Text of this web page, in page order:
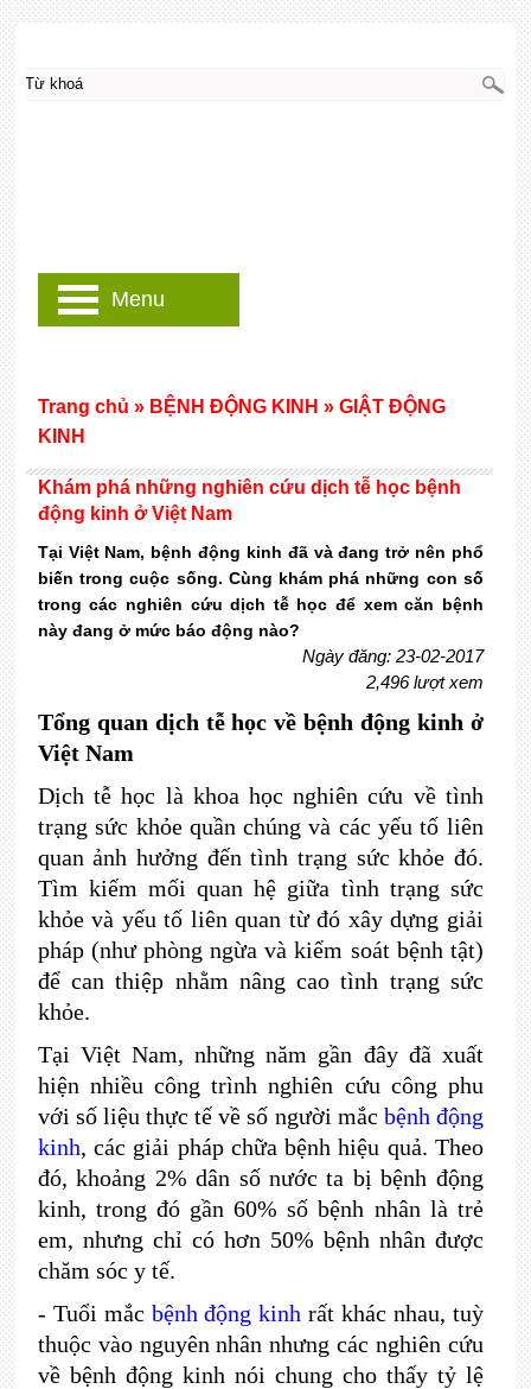
Khám phá những nghiên cứu dịch tễ học bệnh
động kinh ở Việt Nam
Tại Việt Nam, bệnh động kinh đã và đang trở nên phổ
biến trong cuộc sống. Cùng khám phá những con số
trong các nghiên cứu dịch tễ học để xem căn bệnh
này đang ở mức báo động nào?
Ngày đăng: 23-02-2017
2,496 lượt xem
Tổng quan dịch tễ học về bệnh động kinh ở
Việt Nam
Dịch tễ học là khoa học nghiên cứu về tình
trạng sức khỏe quần chúng và các yếu tố liên
quan ảnh hưởng đến tình trạng sức khỏe đó.
Tìm kiếm mối quan hệ giữa tình trạng sức
khỏe và yếu tố liên quan từ đó xây dựng giải
pháp (như phòng ngừa và kiểm soát bệnh tật)
để can thiệp nhằm nâng cao tình trạng sức
khỏe.
Tại Việt Nam, những năm gần đây đã xuất
hiện nhiều công trình nghiên cứu công phu
với số liệu thực tế về số người mắc bệnh động
kinh, các giải pháp chữa bệnh hiệu quả. Theo
đó, khoảng 2% dân số nước ta bị bệnh động
kinh, trong đó gần 60% số bệnh nhân là trẻ
em, nhưng chỉ có hơn 50% bệnh nhân được
chăm sóc y tế.
- Tuổi mắc bệnh động kinhrất khác nhau, tuỳ
thuộc vào nguyên nhân như­ng các nghiên cứu
về bệnh động kinh nói chung cho thấy tỷ lệ
Trang chủ » BỆNH ĐỘNG KINH » GIẬT ĐỘNG
KINH
Menu